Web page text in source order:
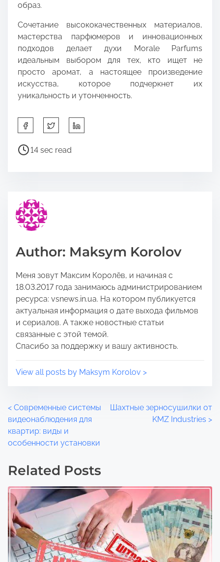
образ.
Сочетание высококачественных материалов,
мастерства парфюмеров и инновационных
подходов делает духи Morale Parfums
идеальным выбором для тех, кто ищет не
просто аромат, а настоящее произведение
искусства, которое подчеркнет их
уникальность и утонченность.
h
a
s
p
s
o
n
:
P
o
e
a
d
i
e
14 sec read
Author: Maksym Korolov
Меня зовут Максим Королёв, и начиная с
18.03.2017 года занимаюсь администрированием
ресурса: vsnews.in.ua. На котором публикуется
актуальная информация о дате выхода фильмов
и сериалов. А также новостные статьи
связанные с этой темой.
Спасибо за поддержку и вашу активность.
View all posts by Maksym Korolov >
P
o
s
t
s
n
a
v
< Современные системы
видеонаблюдения для
квартир: виды и
особенности установки
Шахтные зерносушилки от
KMZ Industries >
Related Posts